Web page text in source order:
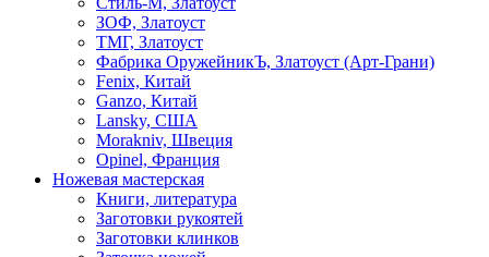
ЗОФ, Златоуст
ТМГ, Златоуст
Фабрика ОружейникЪ, Златоуст (Арт-Грани)
Fenix, Китай
Ganzo, Китай
Lansky, США
Morakniv, Швеция
Opinel, Франция
Ножевая мастерская
Книги, литература
Заготовки рукоятей
Заготовки клинков